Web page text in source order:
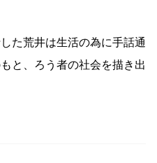
た荒井は生活の為に手話通
と、ろう者の社会を描き出